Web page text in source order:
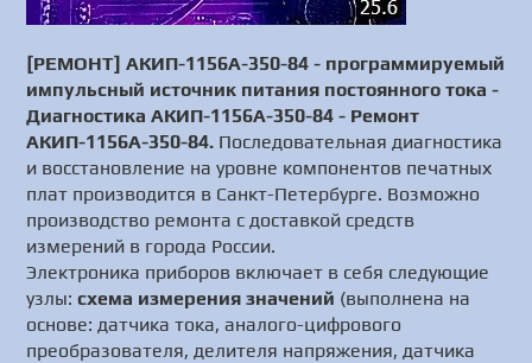
[РЕМОНТ] АКИП-1156А-350-84 - программируемый
импульсный источник питания постоянного тока -
Диагностика АКИП-1156А-350-84 - Ремонт
АКИП-1156А-350-84. Последовательная диагностика
и восстановление на уровне компонентов печатных
плат производится в Санкт-Петербурге. Возможно
производство ремонта с доставкой средств
измерений в города России.
Электроника приборов включает в себя следующие
узлы:схема измерения значений (выполнена на
основе: датчика тока, аналого-цифрового
преобразователя, делителя напряжения, датчика